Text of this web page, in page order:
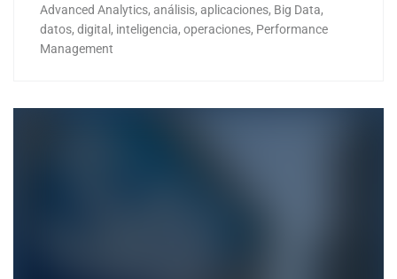
Advanced Analytics, análisis, aplicaciones, Big Data,
datos, digital , inteligencia, operaciones, Performance
Management